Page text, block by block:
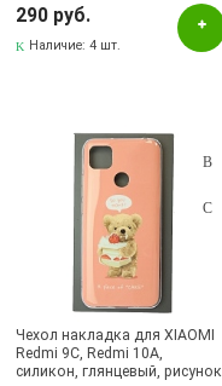
бордовый
290 руб.
Наличие:4 шт.
Чехол накладка для XIAOMI
Redmi 9C, Redmi 10A,
силикон, глянцевый, рисунок